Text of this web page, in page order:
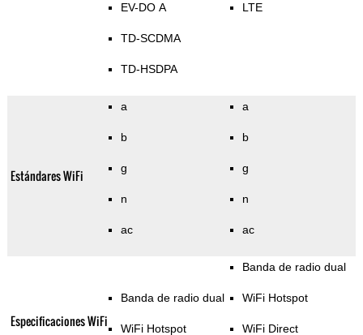
EV-DO A
TD-SCDMA
TD-HSDPA
LTE
Estándares WiFi
a
b
g
n
ac
a
b
g
n
ac
Especificaciones WiFi
Banda de radio dual
WiFi Hotspot
Banda de radio dual
WiFi Hotspot
WiFi Direct